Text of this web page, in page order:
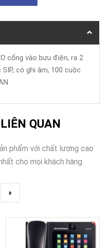
cổng vào bưu điện, ra 2
có ghi âm, 100 cuộc
QUAN
phẩm với chất lượng cao
cho mọi khách hàng